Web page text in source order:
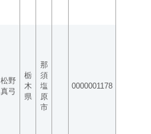
松野
真弓
栃
木
県
那
須
塩
原
市
0000001178